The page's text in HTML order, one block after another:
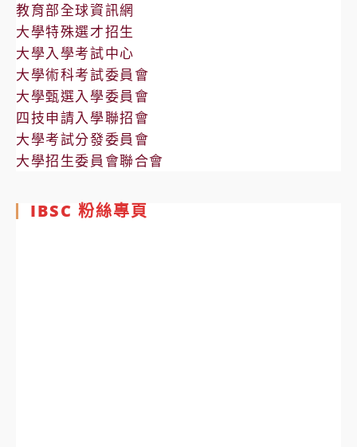
教育部全球資訊網
大學特殊選才招生
大學入學考試中心
大學術科考試委員會
大學甄選入學委員會
四技申請入學聯招會
大學考試分發委員會
大學招生委員會聯合會
IBSC 粉絲專頁